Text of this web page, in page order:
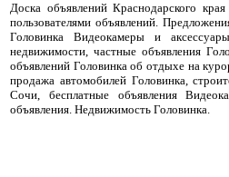
Доска объявлений Краснодарского
пользователями объявлений.
Головинка Видеокамеры и
недвижимости, частные объявления
объявлений Головинка об отдыхе на
продажа автомобилей Головинка,
Сочи, бесплатные объявления
объявления. Недвижимость Головинка.